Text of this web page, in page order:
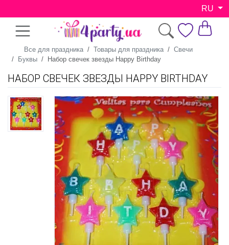
RU
Все для праздника Товары для праздника
Свечи
Буквы
Набор свечек звезды Happy Birthday
НАБОР СВЕЧЕК ЗВЕЗДЫ HAPPY BIRTHDAY